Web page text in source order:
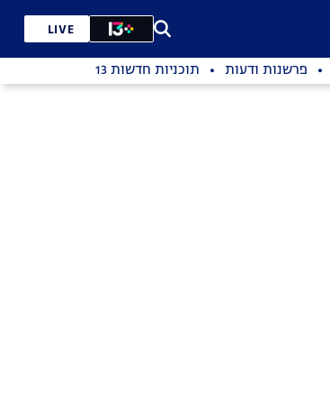
LIVE
פרשנות ודעות תוכניות חדשות 13